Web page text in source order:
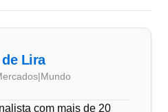
Lira
|Mundo
com mais de 20